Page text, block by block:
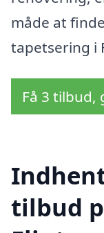
måde at
tapetsering i
Få 3
tilbud